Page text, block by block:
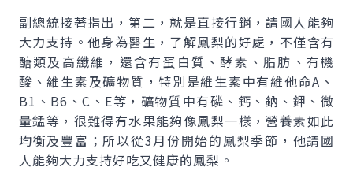
副總統接著指出，第二，就是直接行銷，請國人能夠
大力支持。他身為醫生，了解鳳梨的好處，不僅含有
醣類及高纖維，還含有蛋白質、酵素、脂肪、有機
酸、維生素及礦物質，特別是維生素中有維他命A、
B1、B6、C、E等，礦物質中有磷、鈣、鈉、鉀、微
量錳等，很難得有水果能夠像鳳梨一樣，營養素如此
均衡及豐富；所以從3月份開始的鳳梨季節，他請國
人能夠大力支持好吃又健康的鳳梨。